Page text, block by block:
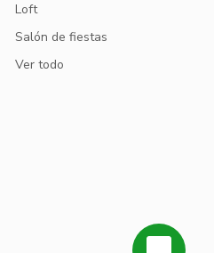
Loft
Salón de fiestas
Ver todo